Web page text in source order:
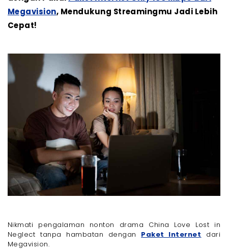
Megavision, Mendukung Streamingmu Jadi Lebih
Cepat!
Nikmati pengalaman nonton drama China Love Lost in
Neglect tanpa hambatan dengan Paket Internet dari
Megavision.